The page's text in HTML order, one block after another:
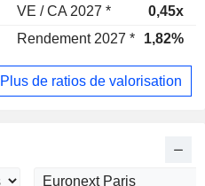
VE / CA 2027 * 0,45x
Rendement 2027 * 1,82%
Plus de ratios de valorisation